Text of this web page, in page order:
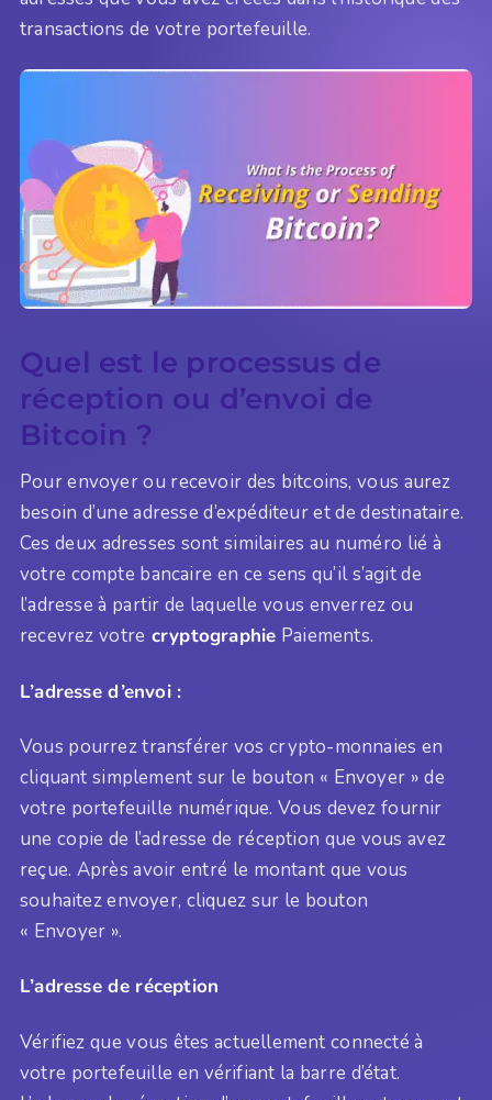
transactions de votre portefeuille.
Quel est le processus de
réception ou d’envoi de
Bitcoin ?
Pour envoyer ou recevoir des bitcoins, vous aurez
besoin d’une adresse d’expéditeur et de destinataire.
Ces deux adresses sont similaires au numéro lié à
votre compte bancaire en ce sens qu’il s’agit de
l’adresse à partir de laquelle vous enverrez ou
recevrez votre cryptographie Paiements.
L’adresse d’envoi :
Vous pourrez transférer vos crypto-monnaies en
cliquant simplement sur le bouton « Envoyer » de
votre portefeuille numérique. Vous devez fournir
une copie de l’adresse de réception que vous avez
reçue. Après avoir entré le montant que vous
souhaitez envoyer, cliquez sur le bouton
« Envoyer ».
L’adresse de réception
Vérifiez que vous êtes actuellement connecté à
votre portefeuille en vérifiant la barre d’état.